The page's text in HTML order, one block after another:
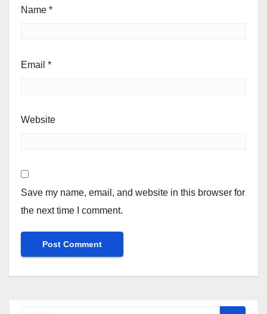
Name *
Email *
Website
Save my name, email, and website in this browser for
the next time I comment.